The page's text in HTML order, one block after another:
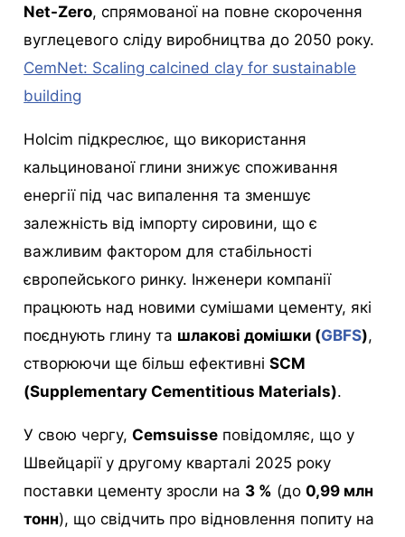
Net-Zero, спрямованої на повне скорочення
вуглецевого сліду виробництва до 2050 року.
CemNet: Scaling calcined clay for sustainable
building
Holcim підкреслює, що використання
кальцинованої глини знижує споживання
енергії під час випалення та зменшує
залежність від імпорту сировини, що є
важливим фактором для стабільності
європейського ринку. Інженери компанії
працюють над новими сумішами цементу, які
поєднують глину та шлакові домішки (GBFS),
створюючи ще більш ефективніSCM
(Supplementary Cementitious Materials).
У свою чергу,Cemsuisse повідомляє, що у
Швейцарії у другому кварталі 2025 року
поставки цементу зросли на 3 % (до0,99 млн
тонн), що свідчить про відновлення попиту на